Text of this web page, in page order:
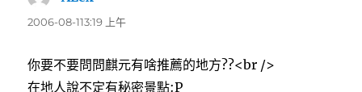
示:
2006-08-113:19 上午
你要不要問問麒元有啥推薦的地方??<br />
在地人說不定有秘密景點:P